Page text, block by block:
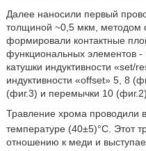
Далее наносили первый
толщиной ~0,5 мкм, методом
формировали контактные
функциональных элементов -
катушки индуктивности «set/
индуктивности «offset» 5, 8
(фиг.3) и перемычки 10 (фиг.2).
Травление хрома проводили
температуре (40±5)°C. Этот
отношению к меди и